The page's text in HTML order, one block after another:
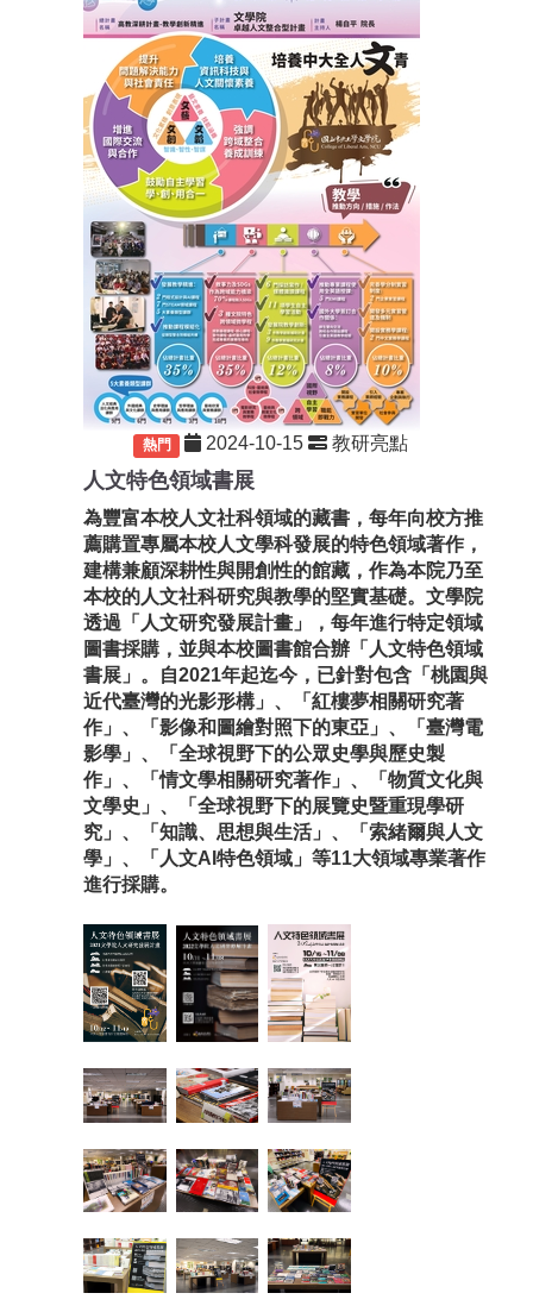
熱門 2024-10-15 教研亮點
人文特色領域書展
為豐富本校人文社科領域的藏書， 每年向校方推
薦購置專屬本校人文學科發展的特色領域著作，
建構兼顧深耕性與開創性的館藏， 作為本院乃至
本校的人文社科研究與教學的堅實基礎。文學院
透過「人文研究發展計畫」，每年進行特定領域
圖書採購， 並與本校圖書館合辦「人文特色領域
書展」。自2021年起迄今， 已針對包含「桃園與
近代臺灣的光影形構」、「 紅樓夢相關研究著
作」、「影像和圖繪對照下的東亞」、「 臺灣電
影學」、「全球視野下的公眾史學與歷史製
作」、「情文學相關研究著作」、「物質文化與
文學史」、「全球視野下的展覽史暨重現學研
究」、「知識、思想與生活」、「索緒爾與人文
學」、「人文AI特色領域」等11大領域專業著作
進行採購。